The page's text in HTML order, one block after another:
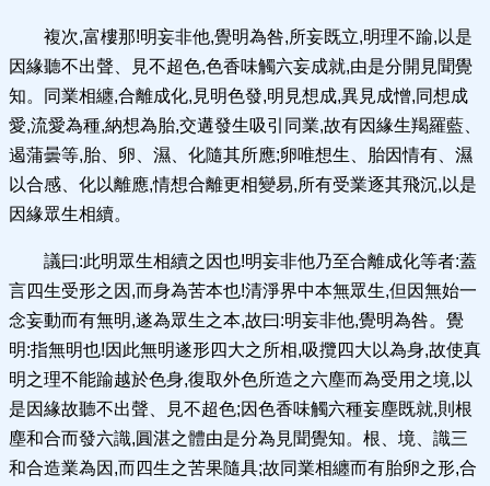
複次,富樓那!明妄非他,覺明為咎,所妄既立,明理不踰,以是
因緣聽不出聲、見不超色,色香味觸六妄成就,由是分開見聞覺
知。同業相纏,合離成化,見明色發,明見想成,異見成憎,同想成
愛,流愛為種,納想為胎,交遘發生吸引同業,故有因緣生羯羅藍、
遏蒲曇等,胎、卵、濕、化隨其所應;卵唯想生、胎因情有、濕
以合感、化以離應,情想合離更相變易,所有受業逐其飛沉,以是
因緣眾生相續。
議曰:此明眾生相續之因也!明妄非他乃至合離成化等者:蓋
言四生受形之因,而身為苦本也!清淨界中本無眾生,但因無始一
念妄動而有無明,遂為眾生之本,故曰:明妄非他,覺明為咎。覺
明:指無明也!因此無明遂形四大之所相,吸攬四大以為身,故使真
明之理不能踰越於色身,復取外色所造之六塵而為受用之境,以
是因緣故聽不出聲、見不超色;因色香味觸六種妄塵既就,則根
塵和合而發六識,圓湛之體由是分為見聞覺知。根、境、識三
和合造業為因,而四生之苦果隨具;故同業相纏而有胎卵之形,合